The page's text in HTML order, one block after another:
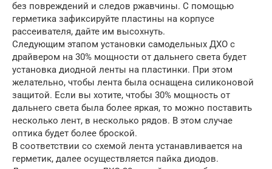
без повреждений и следов ржавчины. С помощью
герметика зафиксируйте пластины на корпусе
рассеивателя, дайте им высохнуть.
Следующим этапом установки самодельных ДХО с
драйвером на 30% мощности от дальнего света будет
установка диодной ленты на пластинки. При этом
желательно, чтобы лента была оснащена силиконовой
защитой. Если вы хотите, чтобы 30% мощность от
дальнего света была более яркая, то можно поставить
несколько лент, в несколько рядов. В этом случае
оптика будет более броской.
В соответствии со схемой лента устанавливается на
герметик, далее осуществляется пайка диодов.